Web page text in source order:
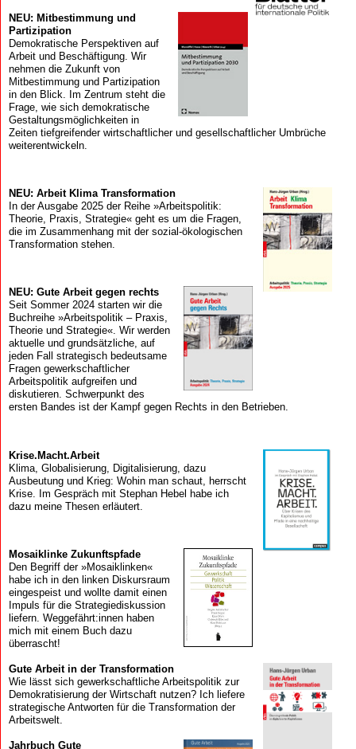
NEU: Mitbestimmung und
Partizipation
Demokratische Perspektiven auf
Arbeit und Beschäftigung. Wir
nehmen die Zukunft von
Mitbestimmung und Partizipation
in den Blick. Im Zentrum steht die
Frage, wie sich demokratische
Gestaltungsmöglichkeiten in
Zeiten tiefgreifender wirtschaftlicher und gesellschaftlicher Umbrüche
weiterentwickeln.
NEU: Arbeit Klima Transformation
In der Ausgabe 2025 der Reihe »Arbeitspolitik:
Theorie, Praxis, Strategie« geht es um die Fragen,
die im Zusammenhang mit der sozial-ökologischen
Transformation stehen.
NEU: Gute Arbeit gegen rechts
Seit Sommer 2024 starten wir die
Buchreihe »Arbeitspolitik – Praxis,
Theorie und Strategie«. Wir werden
aktuelle und grundsätzliche, auf
jeden Fall strategisch bedeutsame
Fragen gewerkschaftlicher
Arbeitspolitik aufgreifen und
diskutieren. Schwerpunkt des
ersten Bandes ist der Kampf gegen Rechts in den Betrieben.
Krise.Macht.Arbeit
Klima, Globalisierung, Digitalisierung, dazu
Ausbeutung und Krieg: Wohin man schaut, herrscht
Krise. Im Gespräch mit Stephan Hebel habe ich
dazu meine Thesen erläutert.
Mosaik­linke Zukunfts­pfade
Den Begriff der »Mosaiklinken«
habe ich in den linken Diskursraum
eingespeist und wollte damit einen
Impuls für die Strategiediskussion
liefern. Weggefährt:innen haben
mich mit einem Buch dazu
überrascht!
Gute Arbeit in der Transformation
Wie lässt sich gewerkschaftliche Arbeitspolitik zur
Demokratisierung der Wirtschaft nutzen? Ich liefere
strategische Antworten für die Transformation der
Arbeitswelt.
Jahrbuch Gute